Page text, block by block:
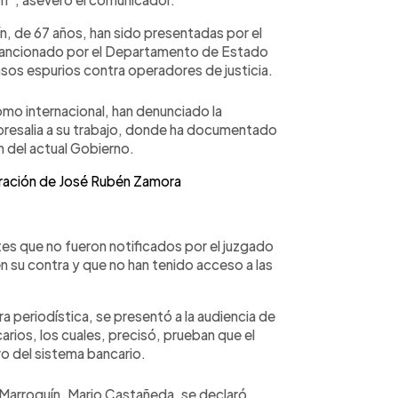
de 67 años, han sido presentadas por el
por el Departamento de Estado
espurios contra operadores de justicia.
internacional, han denunciado la
a su trabajo, donde ha documentado
actual Gobierno.
de José Rubén Zamora
que no fueron notificados por el juzgado
su contra y que no han tenido acceso a las
periodística, se presentó a la audiencia de
los cuales, precisó, prueban que el
del sistema bancario.
Mario Castañeda, se declaró